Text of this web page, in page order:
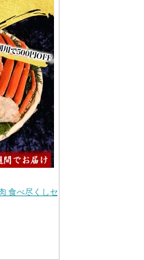
食べ尽くしセット 1.2 kg | 通…